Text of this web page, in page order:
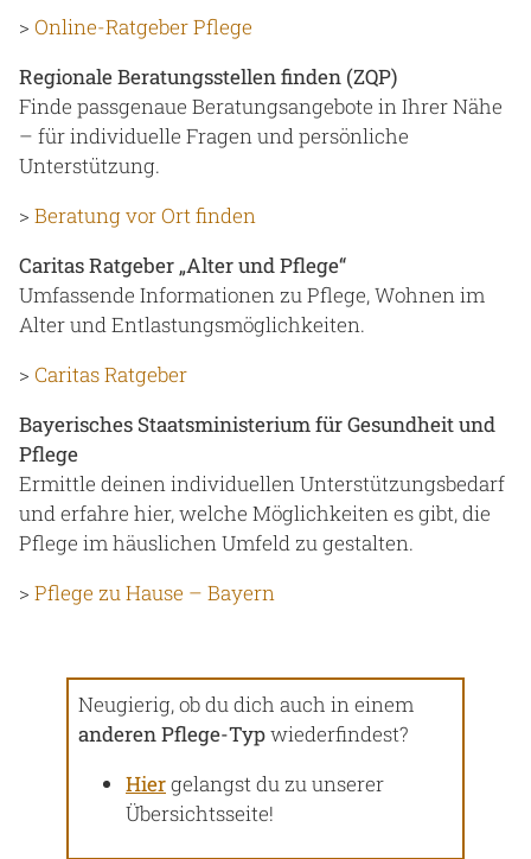
> Online-Ratgeber Pflege
Regionale Beratungsstellen finden (ZQP)
Finde passgenaue Beratungsangebote in Ihrer Nähe
– für individuelle Fragen und persönliche
Unterstützung.
> Beratung vor Ort finden
Caritas Ratgeber „Alter und Pflege“
Umfassende Informationen zu Pflege, Wohnen im
Alter und Entlastungsmöglichkeiten.
> Caritas Ratgeber
Bayerisches Staatsministerium für Gesundheit und
Pflege
Ermittle deinen individuellen Unterstützungsbedarf
und erfahre hier, welche Möglichkeiten es gibt, die
Pflege im häuslichen Umfeld zu gestalten.
> Pflege zu Hause – Bayern
Neugierig, ob du dich auch in einem
anderenPflege-Typwiederfindest?
Hiergelangst du zu unserer
Übersichtsseite!